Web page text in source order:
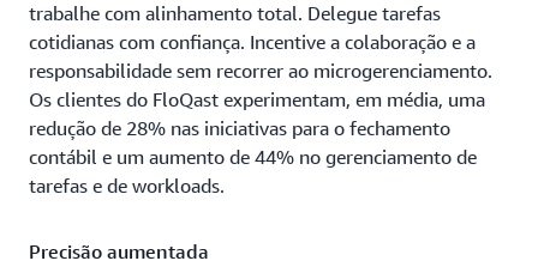
trabalhe com alinhamento total. Delegue tarefas
cotidianas com confiança. Incentive a colaboração e a
responsabilidade sem recorrer ao microgerenciamento.
Os clientes do FloQast experimentam, em média, uma
redução de 28% nas iniciativas para o fechamento
contábil e um aumento de 44% no gerenciamento de
tarefas e de workloads.
Precisão aumentada